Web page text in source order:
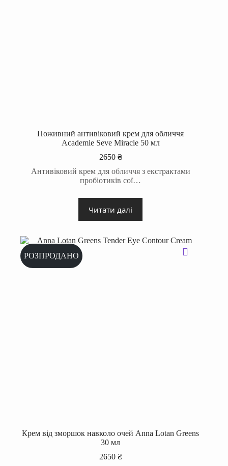
Поживний антивіковий крем для обличчя
Academie Seve Miracle 50 мл
2650 ₴
Антивіковий крем для обличчя з екстрактами
пробіотиків сої…
Читати далі
РОЗПРОДАНО
Крем від зморшок навколо очей Anna Lotan Greens
30 мл
2650 ₴